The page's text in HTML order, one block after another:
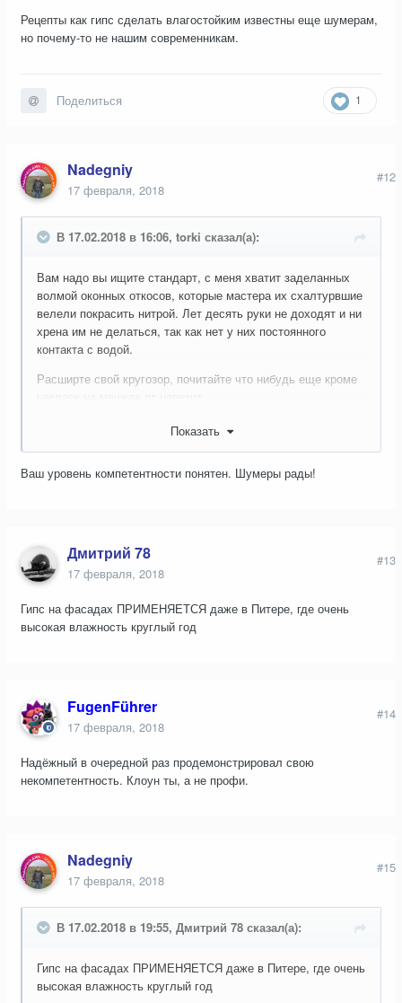
Рецепты как гипс сделать влагостойким известны еще шумерам,
но почему-то не нашим современникам.
1
Поделиться
Nadegniy
17 февраля, 2018
#12
В 17.02.2018 в 16:06, torki сказал(а):
Вам надо вы ищите стандарт, с меня хватит заделанных
волмой оконных откосов, которые мастера их схалтурвшие
велели покрасить нитрой. Лет десять руки не доходят и ни
хрена им не делаться, так как нет у них постоянного
контакта с водой.
Расширте свой кругозор, почитайте что нибудь еще кроме
Рецепты как гипс сделать влагостойким известны еще
Показать
Ваш уровень компетентности понятен. Шумеры рады!
Дмитрий 78
17 февраля, 2018
#13
Гипс на фасадах ПРИМЕНЯЕТСЯ даже в Питере, где очень
высокая влажность круглый год
FugenFührer
17 февраля, 2018
#14
Надёжный в очередной раз продемонстрировал свою
некомпетентность. Клоун ты, а не профи.
Nadegniy
17 февраля, 2018
#15
В 17.02.2018 в 19:55, Дмитрий 78 сказал(а):
Гипс на фасадах ПРИМЕНЯЕТСЯ даже в Питере, где очень
высокая влажность круглый год